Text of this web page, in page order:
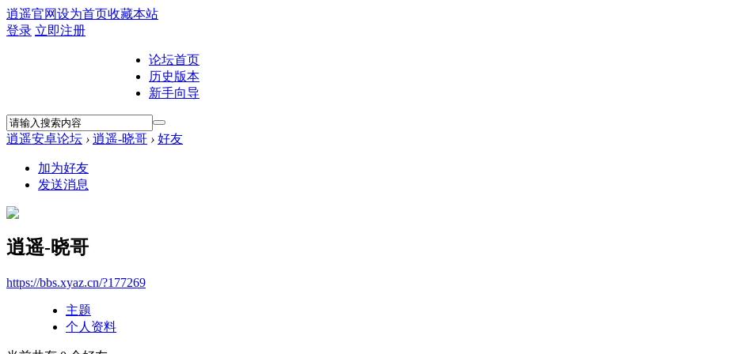
逍遥官网设为首页收藏本站
登录 立即注册
论坛首页
历史版本
新手向导
逍遥安卓论坛 › 逍遥-晓哥 › 好友
加为好友
发送消息
逍遥-晓哥
https://bbs.xyaz.cn/?177269
主题
个人资料